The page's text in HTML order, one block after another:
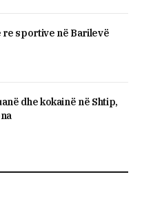
re sportive në Barilevë
dhe kokainë në Shtip,